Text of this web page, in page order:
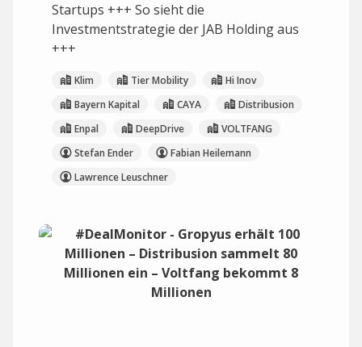
Startups +++ So sieht die
Investmentstrategie der JAB Holding aus
+++
Klim Tier Mobility
Hi Inov
Bayern Kapital
CAYA
Distribusion
Enpal
DeepDrive
VOLTFANG
Stefan Ender
Fabian Heilemann
Lawrence Leuschner